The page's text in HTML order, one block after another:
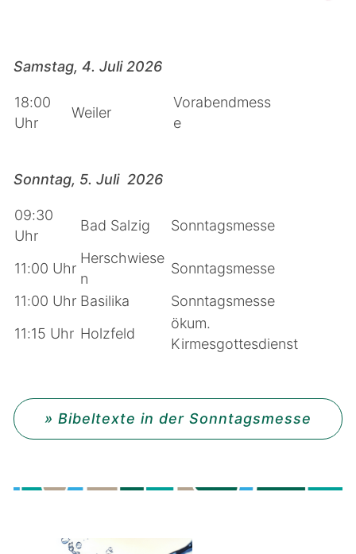
Samstag, 4. Juli 2026
18:00
Uhr
Weiler
Vorabendmess
e
Sonntag, 5. Juli 2026
09:30
Uhr
Bad Salzig Sonntagsmesse
11:00 Uhr
Herschwiese
n
Sonntagsmesse
11:00 Uhr Basilika
Sonntagsmesse
11:15 Uhr Holzfeld
ökum.
Kirmesgottesdienst
» Bibeltexte in der Sonntagsmesse